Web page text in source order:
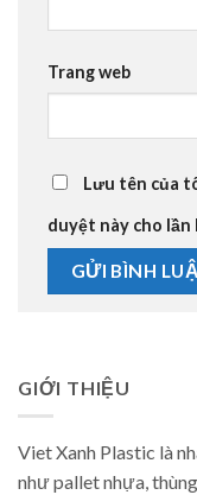
Trang web
Lưu tên của
duyệt này cho lần
GIỚI THIỆU
Viet Xanh Plastic là
như pallet nhựa,